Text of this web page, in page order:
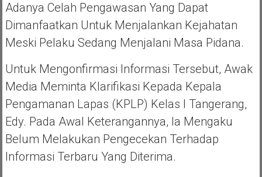
Adanya Celah Pengawasan Yang Dapat
Dimanfaatkan Untuk Menjalankan Kejahatan
Meski Pelaku Sedang Menjalani Masa Pidana.
Untuk Mengonfirmasi Informasi Tersebut, Awak
Media Meminta Klarifikasi Kepada Kepala
Pengamanan Lapas (KPLP) Kelas I Tangerang,
Edy. Pada Awal Keterangannya, Ia Mengaku
Belum Melakukan Pengecekan Terhadap
Informasi Terbaru Yang Diterima.